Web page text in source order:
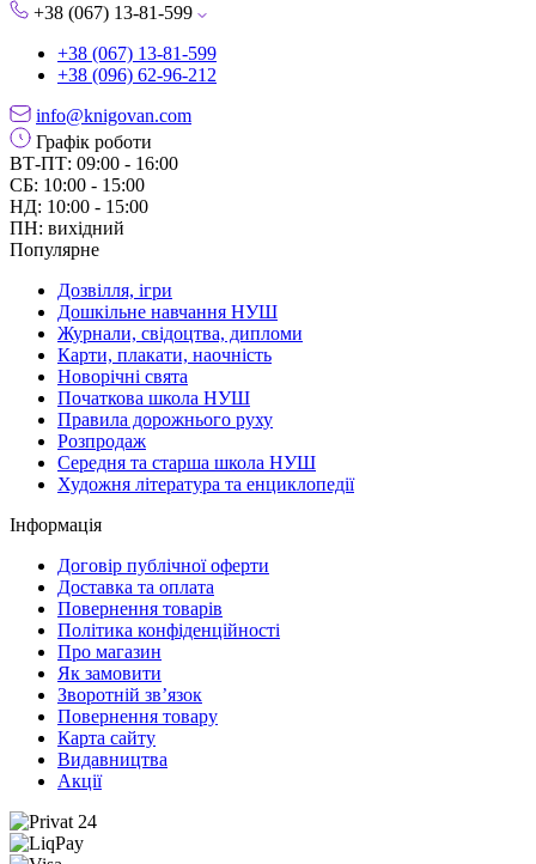
+38 (067) 13-81-599
+38 (067) 13-81-599
+38 (096) 62-96-212
info@knigovan.com
Графік роботи
ВТ-ПТ: 09:00 - 16:00
СБ: 10:00 - 15:00
НД: 10:00 - 15:00
ПН: вихідний
Популярне
Дозвілля, ігри
Дошкільне навчання НУШ
Журнали, свідоцтва, дипломи
Карти, плакати, наочність
Новорічні свята
Початкова школа НУШ
Правила дорожнього руху
Розпродаж
Середня та старша школа НУШ
Художня література та енциклопедії
Інформація
Договір публічної оферти
Доставка та оплата
Повернення товарів
Політика конфіденційності
Про магазин
Як замовити
Зворотній зв’язок
Повернення товару
Карта сайту
Видавництва
Акції